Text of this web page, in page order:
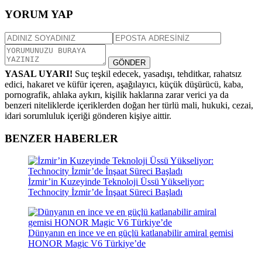
YORUM YAP
GÖNDER
YASAL UYARI! Suç teşkil edecek, yasadışı, tehditkar, rahatsız
edici, hakaret ve küfür içeren, aşağılayıcı, küçük düşürücü, kaba,
pornografik, ahlaka aykırı, kişilik haklarına zarar verici ya da
benzeri niteliklerde içeriklerden doğan her türlü mali, hukuki, cezai,
idari sorumluluk içeriği gönderen kişiye aittir.
BENZER HABERLER
İzmir’in Kuzeyinde Teknoloji Üssü Yükseliyor:
Technocity İzmir’de İnşaat Süreci Başladı
Dünyanın en ince ve en güçlü katlanabilir amiral gemisi
HONOR Magic V6 Türkiye’de